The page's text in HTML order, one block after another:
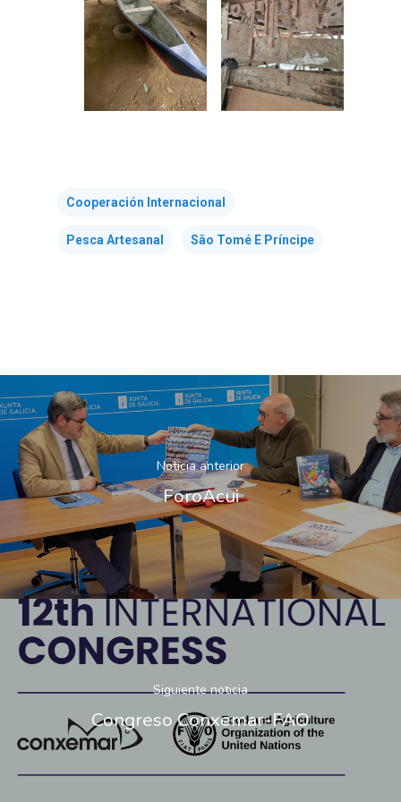
Cooperación Internacional
Pesca Artesanal Sâo Tomé E Príncipe
Noticia anterior
ForoAcui
Siguiente noticia
Congreso Conxemar-FAO